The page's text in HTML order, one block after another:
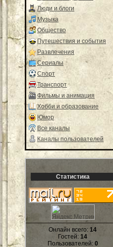
Люди и блоги
Музыка
Общество
Путешествия и события
Развлечения
Сериалы
Спорт
Транспорт
Фильмы и анимация
Хобби и образование
Юмор
Все каналы
Каналы пользователей
Статистика
Онлайн всего:14
Гостей: 14
Пользователей: 0